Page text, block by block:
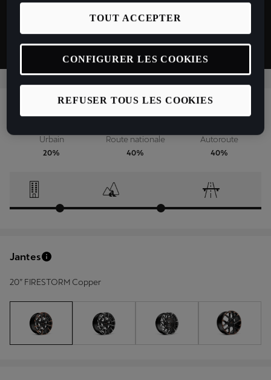
Urbain Route nationale Autoroute
20% 40% 40%
Jantes
20” FIRESTORM Copper
REFUSER TOUS LES COOKIES
TOUT ACCEPTER
CONFIGURER LES COOKIES